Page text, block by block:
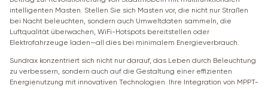
intelligenten Masten. Stellen Sie sich Masten vor, die nicht nur Straßen
bei Nacht beleuchten, sondern auch Umweltdaten sammeln, die
Luftqualität überwachen, WiFi-Hotspots bereitstellen oder
Elektrofahrzeuge laden—all dies bei minimalem Energieverbrauch.
Sundrax konzentriert sich nicht nur darauf, das Leben durch Beleuchtung
zu verbessern, sondern auch auf die Gestaltung einer effizienten
Energienutzung mit innovativen Technologien. Ihre Integration von MPPT-